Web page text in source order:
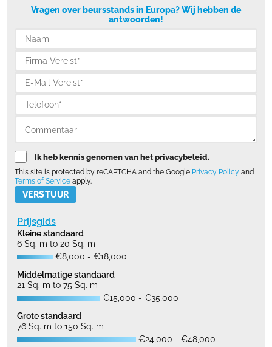
Vragen over beursstands in Europa? Wij hebben de
antwoorden!
Ik heb kennis genomen van het privacybeleid.
This site is protected by reCAPTCHA and the Google Privacy Policy and
Terms of Service apply.
Please leave this field empty.
Prijsgids
Kleine standaard
6 Sq. m to 20 Sq. m
€8,000 - €18,000
Middelmatige standaard
21 Sq. m to 75 Sq. m
€15,000 - €35,000
Grote standaard
76 Sq. m to 150 Sq. m
€24,000 - €48,000